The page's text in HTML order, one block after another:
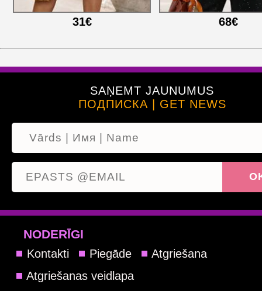
31€ 68€
SAŅEMT JAUNUMUS
ПОДПИСКА | GET NEWS
NODERĪGI
Kontakti Piegāde
Atgriešana
Atgriešanas veidlapa